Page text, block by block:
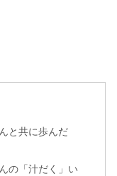
と共に歩んだ
の「汁だく」い